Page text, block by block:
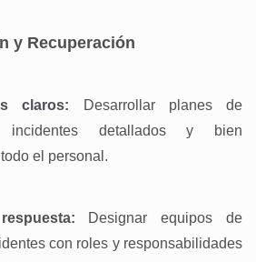
y Recuperación
claros: Desarrollar planes de
incidentes detallados y bien
el personal.
Designar equipos de
con roles y responsabilidades